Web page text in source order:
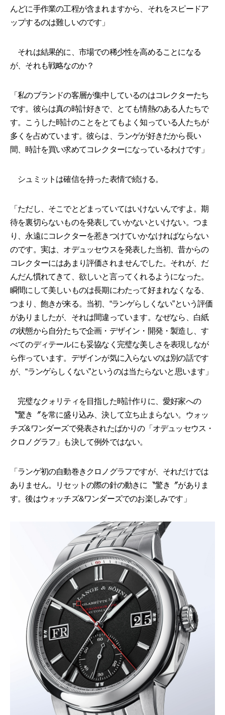
んどに手作業の工程が含まれますから、それをスピードア
ップするのは難しいのです」
それは結果的に、市場での稀少性を高めることになる
が、それも戦略なのか？
「私のブランドの客層が集中しているのはコレクターたち
です。彼らは真の時計好きで、とても情熱のある人たちで
す。こうした時計のことをとてもよく知っている人たちが
多くを占めています。彼らは、ランゲが好きだから長い
間、時計を買い求めてコレクターになっているわけです」
シュミットは確信を持った表情で続ける。
「ただし、そこでとどまっていてはいけないんですよ。期
待を裏切らないものを発表していかないといけない。つま
り、永遠にコレクターを惹きつけていかなければならない
のです。実は、オデュッセウスを発表した当初、昔からの
コレクターにはあまり評価されませんでした。それが、だ
んだん慣れてきて、欲しいと言ってくれるようになった。
瞬間にして美しいものは長期にわたって好まれなくなる、
つまり、飽きが来る。当初、“ランゲらしくない”という評価
がありましたが、それは間違っています。なぜなら、白紙
の状態から自分たちで企画・デザイン・開発・製造し、す
べてのディテールにも妥協なく完璧な美しさを表現しなが
ら作っています。デザインが気に入らないのは別の話です
が、“ランゲらしくない”というのは当たらないと思います」
完璧なクォリティを目指した時計作りに、愛好家への
〝驚き〞を常に盛り込み、決して立ち止まらない。ウォッ
チズ&ワンダーズで発表されたばかりの「オデュッセウス・
クロノグラフ」も決して例外ではない。
「ランゲ初の自動巻きクロノグラフですが、それだけでは
ありません。リセットの際の針の動きに〝驚き〞がありま
す。後はウォッチズ&ワンダーズでのお楽しみです」